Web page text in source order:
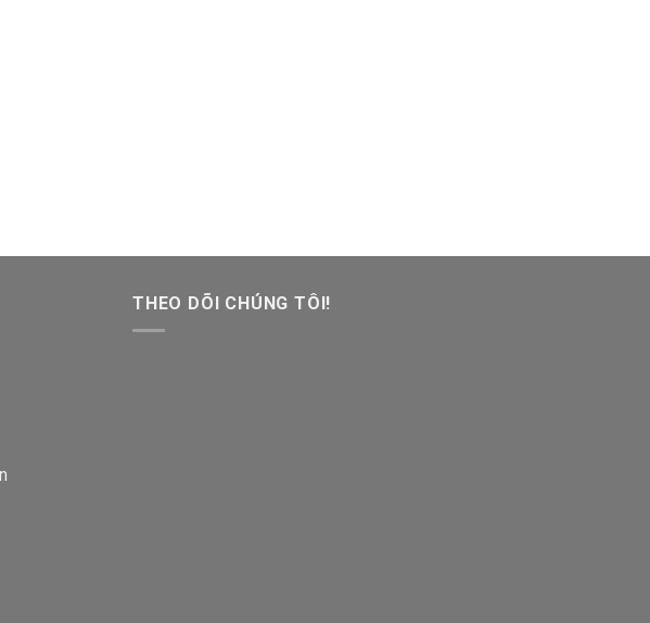
THEO DÕI CHÚNG TÔI!